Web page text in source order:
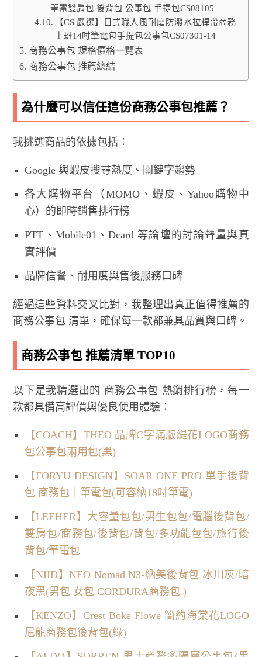
筆電雙肩包 後背包 公事包 手提包CS08105
【CS 嚴選】日式職人風耐磨防潑水拉桿帶商務
上班14吋筆電包手提包公事包CS07301-14
商務公事包 規格價格一覽表
商務公事包 推薦總結
為什麼可以信任這份商務公事包推薦？
我挑選商品的依據包括：
Google 與蝦皮搜尋熱度、關鍵字趨勢
各大購物平台（MOMO、蝦皮、Yahoo購物中
心）的即時銷售排行榜
PTT、Mobile01、Dcard 等論壇的討論聲量與真
實評價
品牌信譽、耐用度與售後服務口碑
經過這些資料交叉比對，我整理出真正值得推薦的
商務公事包 清單，確保每一款都兼具品質與口碑。
商務公事包 推薦清單 TOP10
以下是我精選出的 商務公事包 熱銷排行榜，每一
款都具備高評價與優良使用體驗：
【COACH】THEO 品牌C字滿版緹花LOGO商務
包公事包兩用包(黑)
【FORYU DESIGN】SOAR ONE PRO 單手後背
包 商務包｜筆電包(可容納18吋筆電)
【LEEHER】大容量包包/男生包包/電腦後背包/
雙肩包/商務包/後背包/背包/多功能包包/旅行後
背包/筆電包
【NIID】NEO Nomad N3-納美後背包 冰川灰/暗
夜黑(男包 女包 CORDURA商務包 )
【KENZO】Crest Boke Flowe 簡約海棠花LOGO
尼龍商務包後背包(綠)